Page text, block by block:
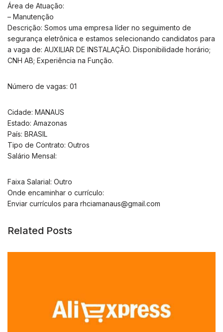
Área de Atuação:
– Manutenção
Descrição: Somos uma empresa líder no seguimento de
segurança eletrônica e estamos selecionando candidatos para
a vaga de: AUXILIAR DE INSTALAÇÃO. Disponibilidade horário;
CNH AB; Experiência na Função.
Número de vagas: 01
Cidade: MANAUS
Estado: Amazonas
País: BRASIL
Tipo de Contrato: Outros
Salário Mensal:
Faixa Salarial: Outro
Onde encaminhar o currículo:
Enviar currículos para rhciamanaus@gmail.com
Related Posts